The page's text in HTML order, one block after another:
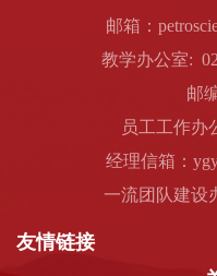
邮箱：
教学办公室:
邮
员工工作办
经理信箱：
一流团队建设
友情链接